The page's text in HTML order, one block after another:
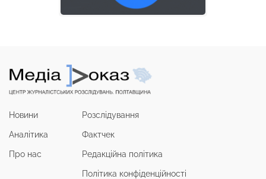
Новини
Аналітика
Про нас
Розслідування
Фактчек
Редакційна політика
Політика конфіденційності